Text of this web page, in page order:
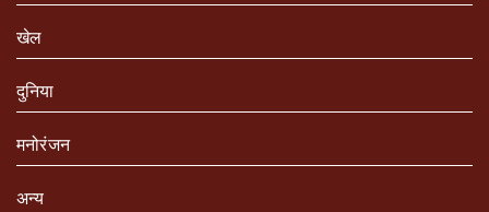
खेल
दुनिया
मनोरंजन
अन्य